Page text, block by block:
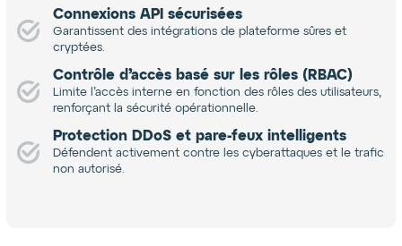
Connexions API sécurisées
Garantissent des intégrations de plateforme sûres et
cryptées.
Contrôle d’accès basé sur les rôles (RBAC)
Limite l’accès interne en fonction des rôles des utilisateurs,
renforçant la sécurité opérationnelle.
Protection DDoS et pare-feux intelligents
Défendent activement contre les cyberattaques et le trafic
non autorisé.